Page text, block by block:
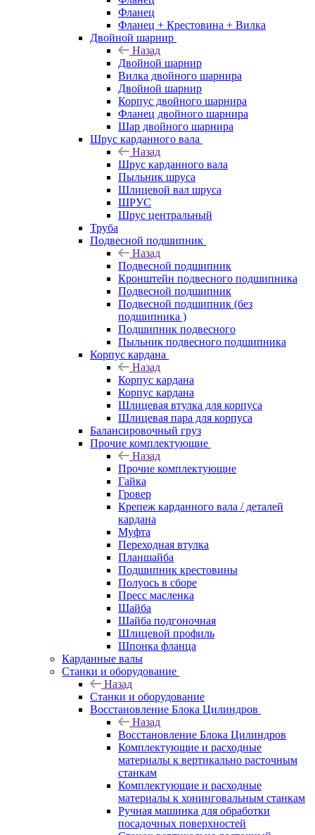
Фланец
Фланец + Крестовина + Вилка
Двойной шарнир
Назад
Двойной шарнир
Вилка двойного шарнира
Двойной шарнир
Корпус двойного шарнира
Фланец двойного шарнира
Шар двойного шарнира
Шрус карданного вала
Назад
Шрус карданного вала
Пыльник шруса
Шлицевой вал шруса
ШРУС
Шрус центральный
Труба
Подвесной подшипник
Назад
Подвесной подшипник
Кронштейн подвесного подшипника
Подвесной подшипник
Подвесной подшипник (без
подшипника )
Подшипник подвесного
Пыльник подвесного подшипника
Корпус кардана
Назад
Корпус кардана
Корпус кардана
Шлицевая втулка для корпуса
Шлицевая пара для корпуса
Балансировочный груз
Прочие комплектующие
Назад
Прочие комплектующие
Гайка
Гровер
Крепеж карданного вала / деталей
кардана
Муфта
Переходная втулка
Планшайба
Подшипник крестовины
Полуось в сборе
Пресс масленка
Шайба
Шайба подгоночная
Шлицевой профиль
Шпонка фланца
Карданные валы
Станки и оборудование
Назад
Станки и оборудование
Восстановление Блока Цилиндров
Назад
Восстановление Блока Цилиндров
Комплектующие и расходные
материалы к вертикально расточным
станкам
Комплектующие и расходные
материалы к хонинговальным станкам
Ручная машинка для обработки
посадочных поверхностей